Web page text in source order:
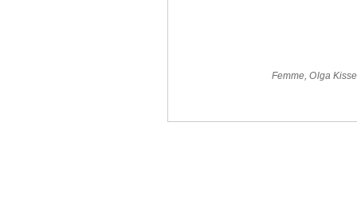
Femme,Olga